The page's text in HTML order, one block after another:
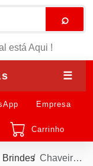
⌕
está Aqui !
☰
Empresa
Carrinho
Brindes Chaveiro plástico Colorido em formato de pneu X10123